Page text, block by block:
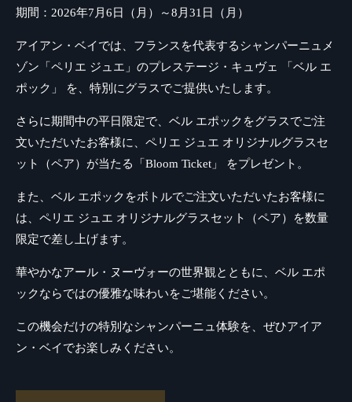
期間：2026年7月6日（月）～8月31日（月）
アイアン・ベイでは、フランスを代表するシャンパーニュメ
ゾン「ペリエ ジュエ」のプレステージ・キュヴェ 「ベル エ
ポック」 を、特別にグラスでご提供いたします。
さらに期間中の平日限定で、ベル エポックをグラスでご注
文いただいたお客様に、ペリエ ジュエ オリジナルグラスセ
ット（ペア）が当たる「Bloom Ticket」 をプレゼント。
また、ベル エポックをボトルでご注文いただいたお客様に
は、ペリエ ジュエ オリジナルグラスセット（ペア）を数量
限定で差し上げます。
華やかなアール・ヌーヴォーの世界観とともに、ベル エポ
ックならではの優雅な味わいをご堪能ください。
この機会だけの特別なシャンパーニュ体験を、ぜひアイア
ン・ベイでお楽しみください。